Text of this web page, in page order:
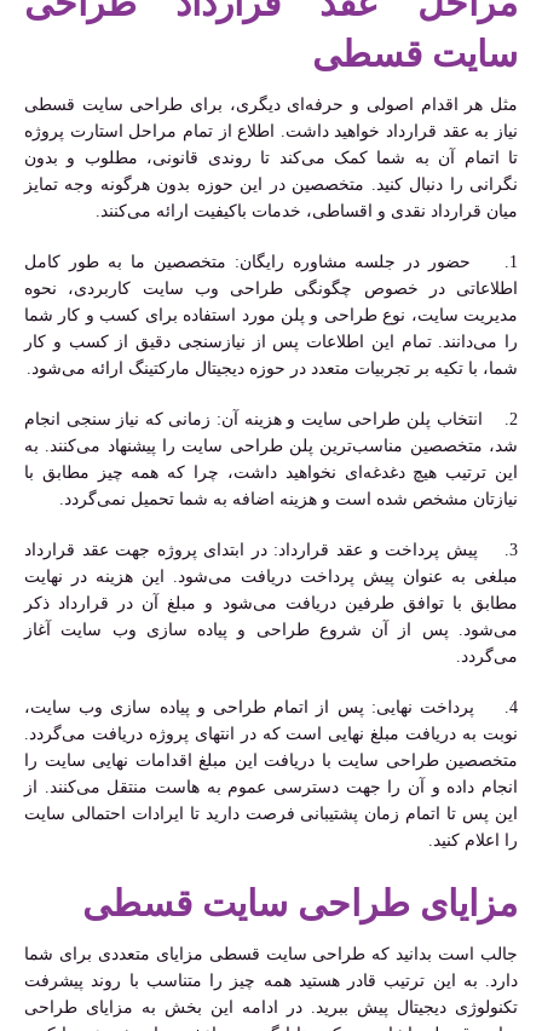
سایت قسطی
مثل هر اقدام اصولی و حرفه‌ای دیگری، برای طراحی سایت قسطی
نیاز به عقد قرارداد خواهید داشت. اطلاع از تمام مراحل استارت پروژه
تا اتمام آن به شما کمک می‌کند تا روندی قانونی، مطلوب و بدون
نگرانی را دنبال کنید. متخصصین در این حوزه بدون هرگونه وجه تمایز
میان قرارداد نقدی و اقساطی، خدمات باکیفیت ارائه می‌کنند.
1. حضور در جلسه مشاوره رایگان: متخصصین ما به طور کامل
اطلاعاتی در خصوص چگونگی طراحی وب سایت کاربردی، نحوه
مدیریت سایت، نوع طراحی و پلن مورد استفاده برای کسب و کار شما
را می‌دانند. تمام این اطلاعات پس از نیازسنجی دقیق از کسب و کار
شما، با تکیه بر تجربیات متعدد در حوزه دیجیتال مارکتینگ ارائه می‌شود.
2. انتخاب پلن طراحی سایت و هزینه آن: زمانی که نیاز سنجی انجام
شد، متخصصین مناسب‌ترین پلن طراحی سایت را پیشنهاد می‌کنند. به
این ترتیب هیچ دغدغه‌ای نخواهید داشت، چرا که همه چیز مطابق با
نیازتان مشخص شده‌ است و هزینه اضافه به شما تحمیل نمی‌گردد.
3. پیش پرداخت و عقد قرارداد: در ابتدای پروژه جهت عقد قرارداد
مبلغی به عنوان پیش پرداخت دریافت می‌شود. این هزینه در نهایت
مطابق با توافق طرفین دریافت می‌شود و مبلغ آن در قرارداد ذکر
می‌شود. پس از آن شروع طراحی و پیاده سازی وب سایت آغاز
می‌گردد.
4. پرداخت نهایی: پس از اتمام طراحی و پیاده سازی وب سایت،
نوبت به دریافت مبلغ نهایی است که در انتهای پروژه دریافت می‌گردد.
متخصصین طراحی سایت با دریافت این مبلغ اقدامات نهایی سایت را
انجام داده و آن را جهت دسترسی عموم به هاست منتقل می‌کنند. از
این پس تا اتمام زمان پشتیبانی فرصت دارید تا ایرادات احتمالی سایت
را اعلام کنید.
مزایای طراحی سایت قسطی
جالب است بدانید که طراحی سایت قسطی مزایای متعددی برای شما
دارد. به این ترتیب قادر هستید همه چیز را متناسب با روند پیشرفت
تکنولوژی دیجیتال پیش ببرید. در ادامه این بخش به مزایای طراحی